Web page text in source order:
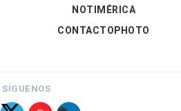
NOTIMÉRICA
CONTACTOPHOTO
SÍGUENOS